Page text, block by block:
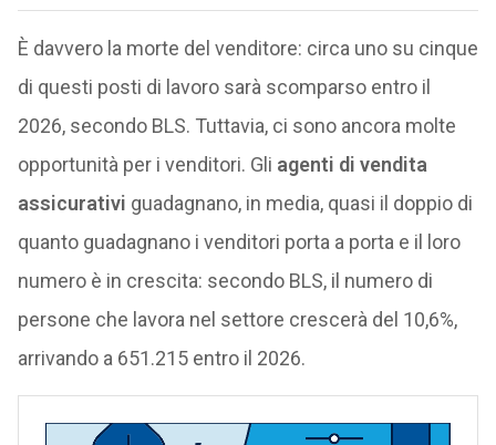
È davvero la morte del venditore: circa uno su cinque
di questi posti di lavoro sarà scomparso entro il
2026, secondo BLS. Tuttavia, ci sono ancora molte
opportunità per i venditori. Gli agenti di vendita
assicurativi guadagnano, in media, quasi il doppio di
quanto guadagnano i venditori porta a porta e il loro
numero è in crescita: secondo BLS, il numero di
persone che lavora nel settore crescerà del 10,6%,
arrivando a 651.215 entro il 2026.